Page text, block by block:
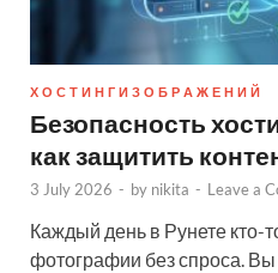
Х О С Т И Н Г И З О Б Р А Ж Е Н И Й
Безопасность
как защитить
3 July 2026 - by nikita - Leave a
Каждый день в Рунете кто-
фотографии без спроса.